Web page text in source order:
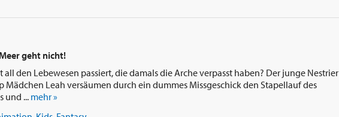
geht nicht!
all den Lebewesen passiert, die damals die Arche verpasst haben? Der junge Nestrier
Mädchen Leah versäumen durch ein dummes Missgeschick den Stapellauf des
und ... mehr »